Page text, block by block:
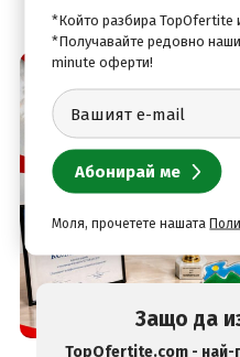
Защо да
TopOfertite.com - най-
*Който разбира TopOfertite
*Получавайте редовно
minute оферти!
Моля, прочетете нашата